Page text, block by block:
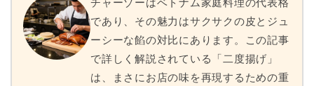
チャーゾーはベトナム家庭料理の代表格
であり、その魅力はサクサクの皮とジュ
ーシーな餡の対比にあります。この記事
で詳しく解説されている「二度揚げ」
は、まさにお店の味を再現するための重